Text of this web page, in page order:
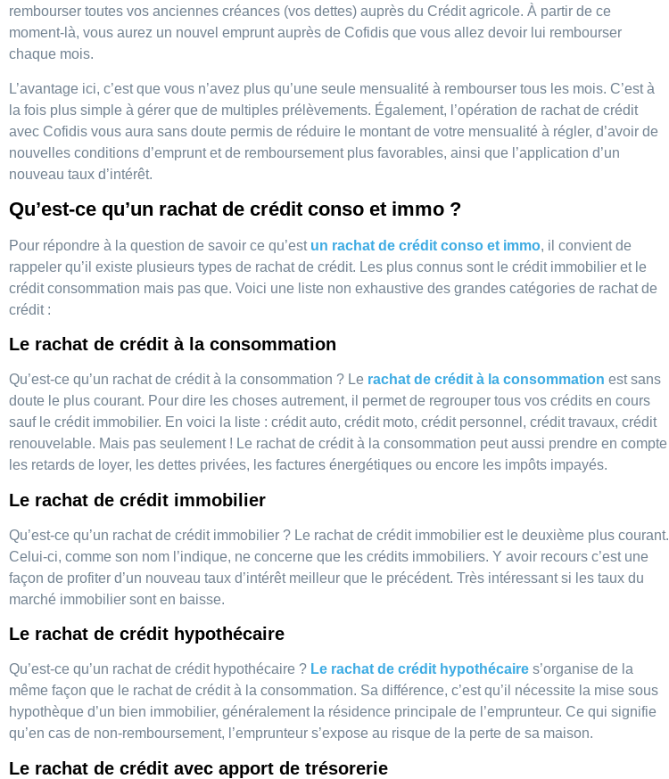
rembourser toutes vos anciennes créances (vos dettes) auprès du Crédit agricole. À partir de ce
moment-là, vous aurez un nouvel emprunt auprès de Cofidis que vous allez devoir lui rembourser
chaque mois.
L’avantage ici, c’est que vous n’avez plus qu’une seule mensualité à rembourser tous les mois. C’est à
la fois plus simple à gérer que de multiples prélèvements. Également, l’opération de rachat de crédit
avec Cofidis vous aura sans doute permis de réduire le montant de votre mensualité à régler, d’avoir de
nouvelles conditions d’emprunt et de remboursement plus favorables, ainsi que l’application d’un
nouveau taux d’intérêt.
Qu’est-ce qu’un rachat de crédit conso et immo ?
Pour répondre à la question de savoir ce qu’est un rachat de crédit conso et immo, il convient de
rappeler qu’il existe plusieurs types de rachat de crédit. Les plus connus sont le crédit immobilier et le
crédit consommation mais pas que. Voici une liste non exhaustive des grandes catégories de rachat de
crédit :
Le rachat de crédit à la consommation
Qu’est-ce qu’un rachat de crédit à la consommation ? Le rachat de crédit à la consommation est sans
doute le plus courant. Pour dire les choses autrement, il permet de regrouper tous vos crédits en cours
sauf le crédit immobilier. En voici la liste : crédit auto, crédit moto, crédit personnel, crédit travaux, crédit
renouvelable. Mais pas seulement ! Le rachat de crédit à la consommation peut aussi prendre en compte
les retards de loyer, les dettes privées, les factures énergétiques ou encore les impôts impayés.
Le rachat de crédit immobilier
Qu’est-ce qu’un rachat de crédit immobilier ? Le rachat de crédit immobilier est le deuxième plus courant.
Celui-ci, comme son nom l’indique, ne concerne que les crédits immobiliers. Y avoir recours c’est une
façon de profiter d’un nouveau taux d’intérêt meilleur que le précédent. Très intéressant si les taux du
marché immobilier sont en baisse.
Le rachat de crédit hypothécaire
Qu’est-ce qu’un rachat de crédit hypothécaire ? Le rachat de crédit hypothécaire s’organise de la
même façon que le rachat de crédit à la consommation. Sa différence, c’est qu’il nécessite la mise sous
hypothèque d’un bien immobilier, généralement la résidence principale de l’emprunteur. Ce qui signifie
qu’en cas de non-remboursement, l’emprunteur s’expose au risque de la perte de sa maison.
Le rachat de crédit avec apport de trésorerie